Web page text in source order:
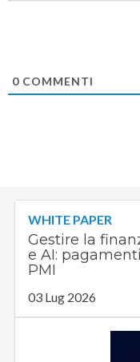
0 COMMENTI
WHITE PAPER
Gestire la
e AI:
PMI
03 Lug 2026